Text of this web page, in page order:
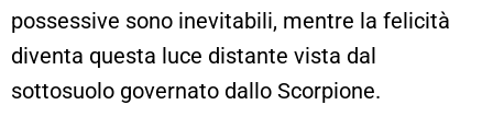
possessive sono inevitabili, mentre la felicità
diventa questa luce distante vista dal
sottosuolo governato dallo Scorpione.